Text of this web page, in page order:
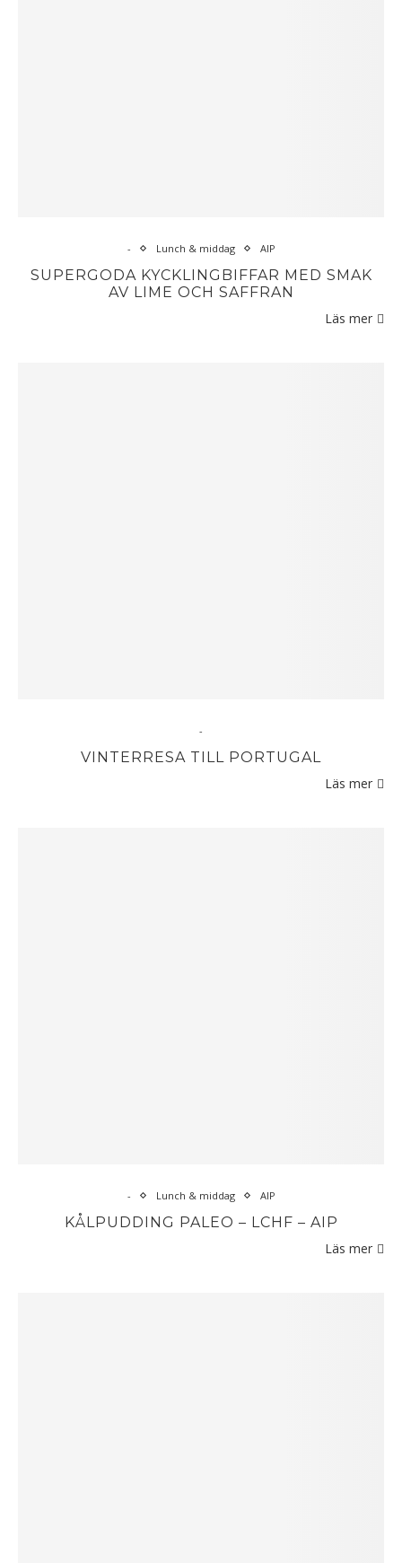
- Lunch & middag AIP
SUPERGODA KYCKLINGBIFFAR MED SMAK
AV LIME OCH SAFFRAN
Läs mer
-
VINTERRESA TILL PORTUGAL
Läs mer
- Lunch & middag AIP
KÅLPUDDING PALEO – LCHF – AIP
Läs mer